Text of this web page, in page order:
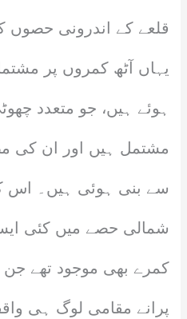
قلعے کے اندرونی حصوں
یہاں آٹھ کمروں پر
ہوئے ہیں، جو متعدد
مشتمل ہیں اور ان کی
سے بنی ہوئی ہیں۔ اس
شمالی حصے میں کئی
کمرے بھی موجود تھے
پرانے مقامی لوگ ہی